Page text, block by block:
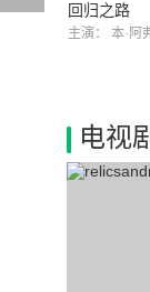
回归之路
主演： 本·阿
电视